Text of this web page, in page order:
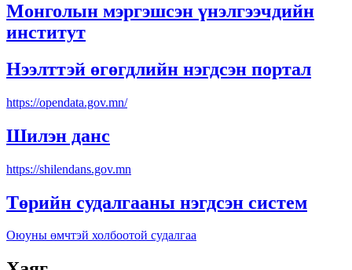
Монголын мэргэшсэн үнэлгээчдийн
институт
Нээлттэй өгөгдлийн нэгдсэн портал
https://opendata.gov.mn/
Шилэн данс
https://shilendans.gov.mn
Төрийн судалгааны нэгдсэн систем
Оюуны өмчтэй холбоотой судалгаа